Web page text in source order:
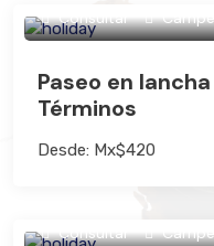
Consultar
Paseo en
Términos
Desde: Mx$420
Consultar